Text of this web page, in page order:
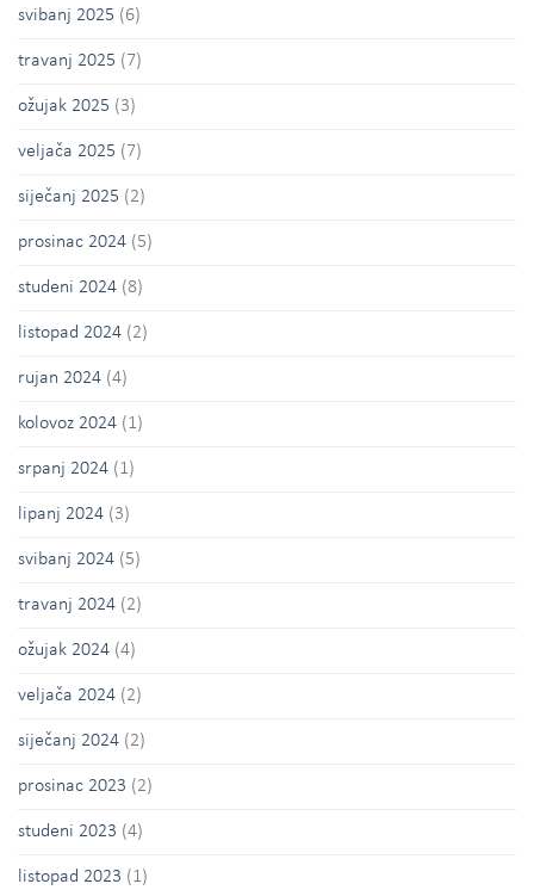
svibanj 2025 (6)
travanj 2025 (7)
ožujak 2025 (3)
veljača 2025 (7)
siječanj 2025 (2)
prosinac 2024 (5)
studeni 2024 (8)
listopad 2024 (2)
rujan 2024 (4)
kolovoz 2024 (1)
srpanj 2024 (1)
lipanj 2024 (3)
svibanj 2024 (5)
travanj 2024 (2)
ožujak 2024 (4)
veljača 2024 (2)
siječanj 2024 (2)
prosinac 2023 (2)
studeni 2023 (4)
listopad 2023 (1)